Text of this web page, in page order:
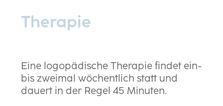
Therapie
Eine logopädische Therapie findet ein-
bis zweimal wöchentlich statt und
dauert in der Regel 45 Minuten.